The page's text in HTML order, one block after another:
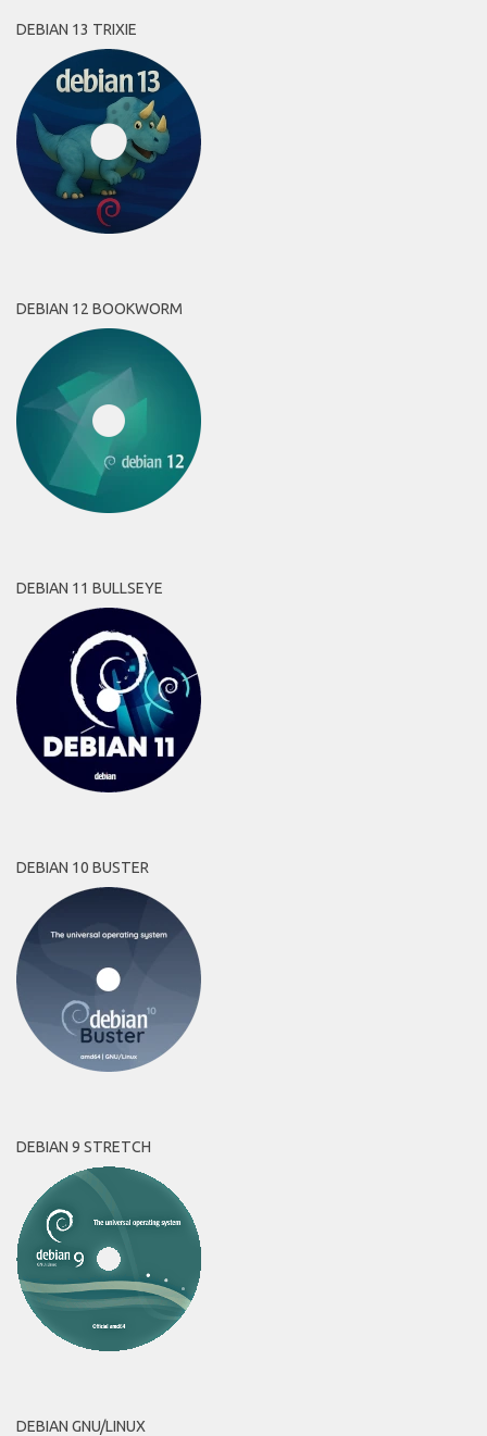
DEBIAN 13 TRIXIE
DEBIAN 12 BOOKWORM
DEBIAN 11 BULLSEYE
DEBIAN 10 BUSTER
DEBIAN 9 STRETCH
DEBIAN GNU/LINUX